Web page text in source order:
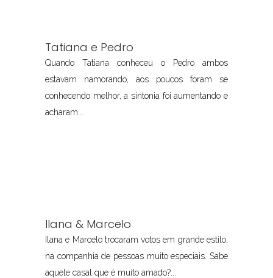
Tatiana e Pedro
Quando Tatiana conheceu o Pedro ambos
estavam namorando, aos poucos foram se
conhecendo melhor, a sintonia foi aumentando e
acharam...
Ilana & Marcelo
Ilana e Marcelo trocaram votos em grande estilo,
na companhia de pessoas muito especiais. Sabe
aquele casal que é muito amado?...